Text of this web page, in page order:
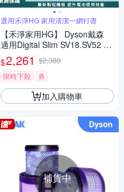
選用禾淨HG 家用清潔一網打盡
【禾淨家用HG】 Dyson戴森
適用Digital Slim SV18.SV52 CL
1830 3000mAh 副廠吸塵器配
件 鋰電池(贈後置濾網)
$2,261 $2,380
限時下殺
券
加入購物車
補貨中